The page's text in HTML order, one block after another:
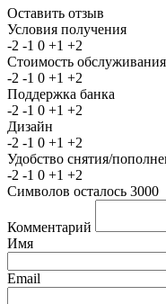
Оставить отзыв
Условия получения
-2 -1 0 +1 +2
Стоимость обслуживания
-2 -1 0 +1 +2
Поддержка банка
-2 -1 0 +1 +2
Дизайн
-2 -1 0 +1 +2
Удобство снятия/
-2 -1 0 +1 +2
Символов осталось 3000
Комментарий
Имя
Email